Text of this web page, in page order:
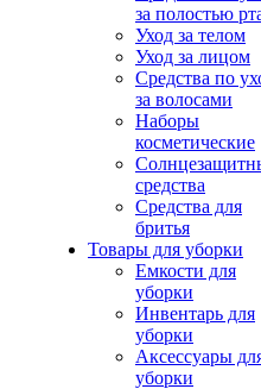
за полостью
Уход за телом
Уход за лицом
Средства по
за волосами
Наборы
косметические
средства
Средства для
бритья
Товары для уборки
Емкости для
уборки
Инвентарь для
уборки
Аксессуары
уборки